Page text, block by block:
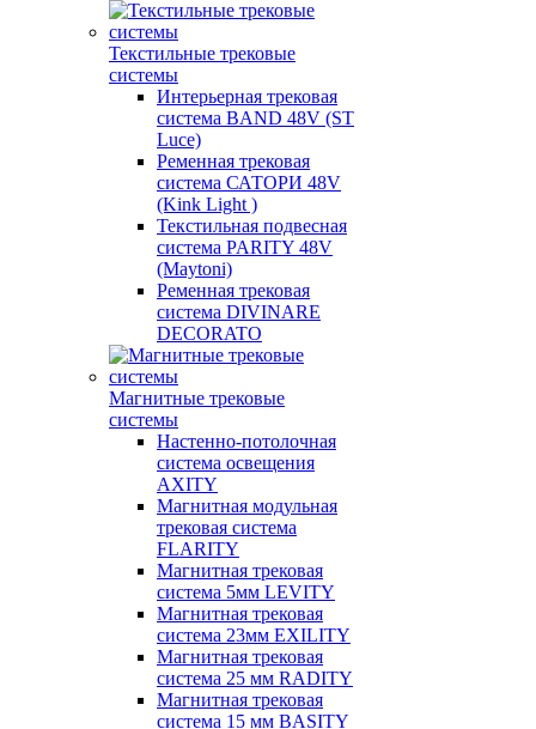
Текстильные трековые
системы
Интерьерная трековая
система BAND 48V (ST
Luce)
Ременная трековая
система САТОРИ 48V
(Kink Light )
Текстильная подвесная
система PARITY 48V
(Maytoni)
Ременная трековая
система DIVINARE
DECORATO
Магнитные трековые
системы
Настенно-потолочная
система освещения
AXITY
Магнитная модульная
трековая система
FLARITY
Магнитная трековая
система 5мм LEVITY
Магнитная трековая
система 23мм EXILITY
Магнитная трековая
система 25 мм RADITY
Магнитная трековая
система 15 мм BASITY